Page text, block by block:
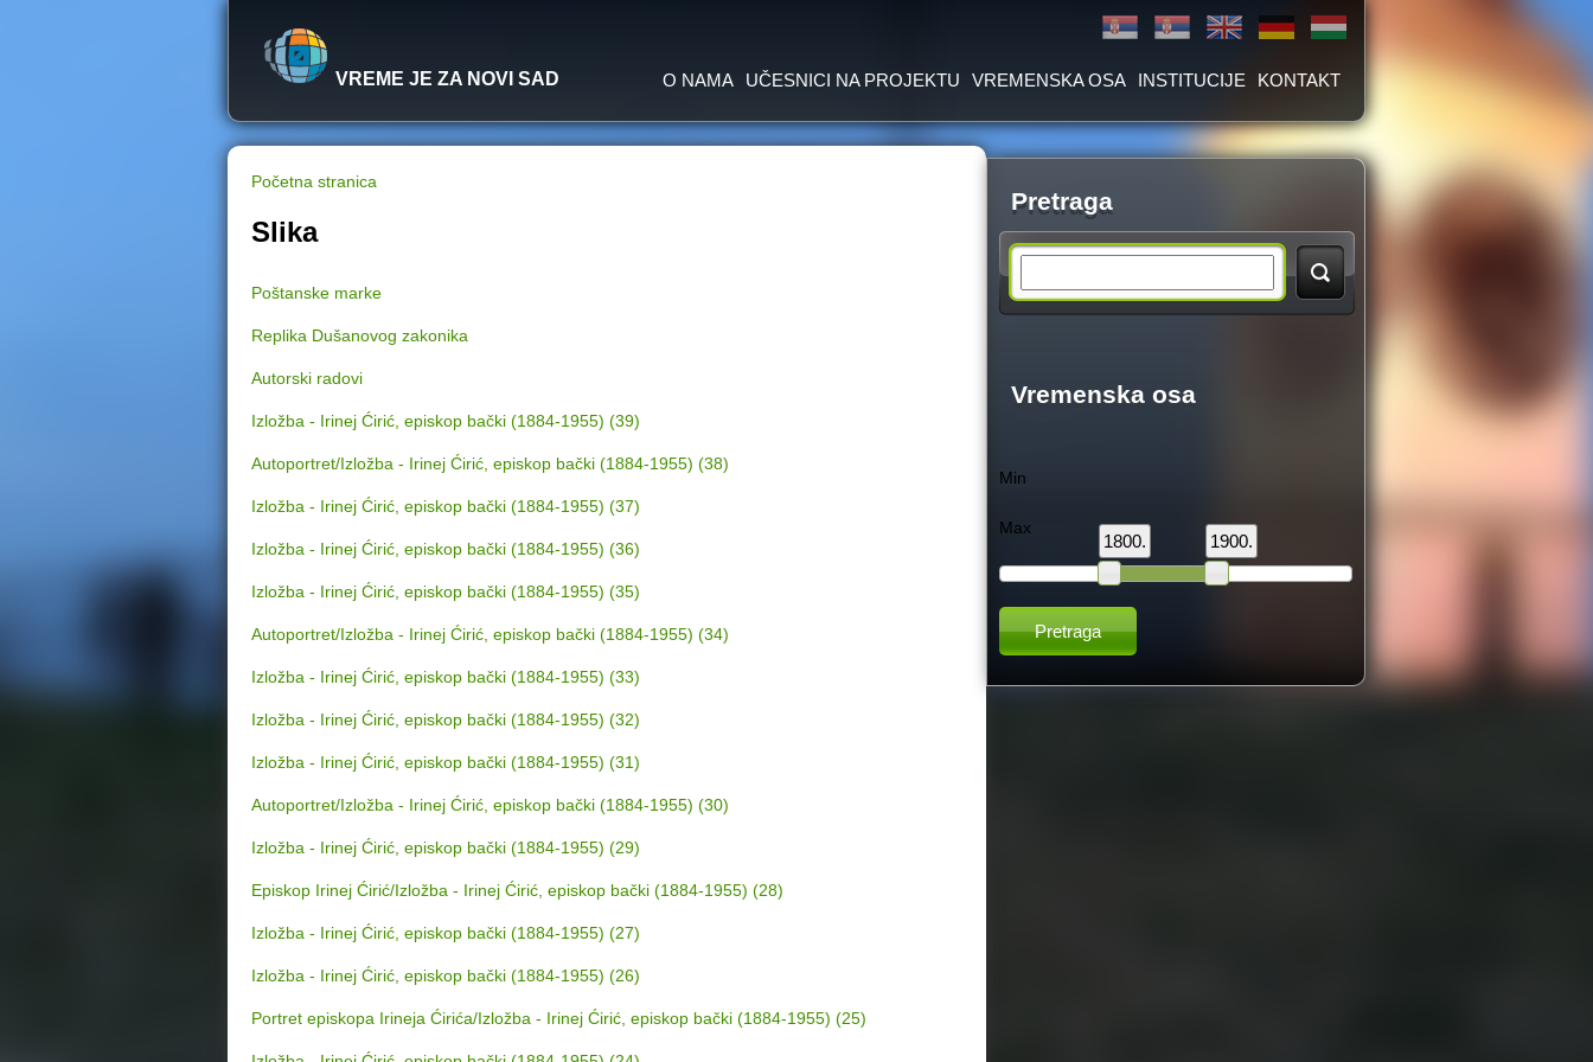
VREME JE ZA NOVI SAD O NAMA UČESNICI NA PROJEKTU VREMENSKA OSA INSTITUCIJE KONTAKT
Y
a
r
e
h
e
Početna stranica
Slika
Poštanske marke
Replika Dušanovog zakonika
Autorski radovi
Izložba - Irinej Ćirić, episkop bački (1884-1955) (39)
Autoportret/Izložba - Irinej Ćirić, episkop bački (1884-1955) (38)
Izložba - Irinej Ćirić, episkop bački (1884-1955) (37)
Izložba - Irinej Ćirić, episkop bački (1884-1955) (36)
Izložba - Irinej Ćirić, episkop bački (1884-1955) (35)
Autoportret/Izložba - Irinej Ćirić, episkop bački (1884-1955) (34)
Izložba - Irinej Ćirić, episkop bački (1884-1955) (33)
Izložba - Irinej Ćirić, episkop bački (1884-1955) (32)
Izložba - Irinej Ćirić, episkop bački (1884-1955) (31)
Autoportret/Izložba - Irinej Ćirić, episkop bački (1884-1955) (30)
Izložba - Irinej Ćirić, episkop bački (1884-1955) (29)
Episkop Irinej Ćirić/Izložba - Irinej Ćirić, episkop bački (1884-1955) (28)
Izložba - Irinej Ćirić, episkop bački (1884-1955) (27)
Izložba - Irinej Ćirić, episkop bački (1884-1955) (26)
Portret episkopa Irineja Ćirića/Izložba - Irinej Ćirić, episkop bački (1884-1955) (25)
Pretraga
a
h
Vremenska osa
Min
Max
1800. 1900.